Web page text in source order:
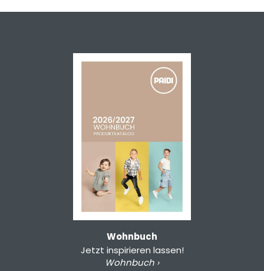
Wohnbuch
Jetzt inspirieren lassen!
Wohnbuch ›